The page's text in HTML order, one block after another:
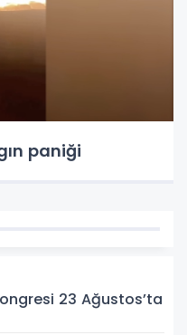
paniği
23 Ağustos’ta